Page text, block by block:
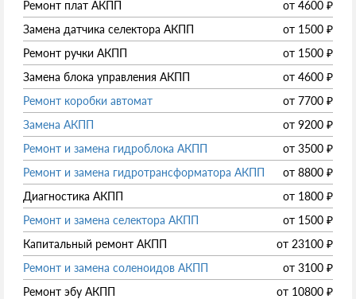
Ремонт плат АКПП
от 4600 ₽
Замена датчика селектора АКПП
от 1500 ₽
Ремонт ручки АКПП
от 1500 ₽
Замена блока управления АКПП
от 4600 ₽
Ремонт коробки автомат
от 7700 ₽
Замена АКПП
от 9200 ₽
Ремонт и замена гидроблока АКПП
от 3500 ₽
Ремонт и замена гидротрансформатора АКПП
от 8800 ₽
Диагностика АКПП
от 1800 ₽
Ремонт и замена селектора АКПП
от 1500 ₽
Капитальный ремонт АКПП
от 23100 ₽
Ремонт и замена соленоидов АКПП
от 3100 ₽
Ремонт эбу АКПП
от 10800 ₽